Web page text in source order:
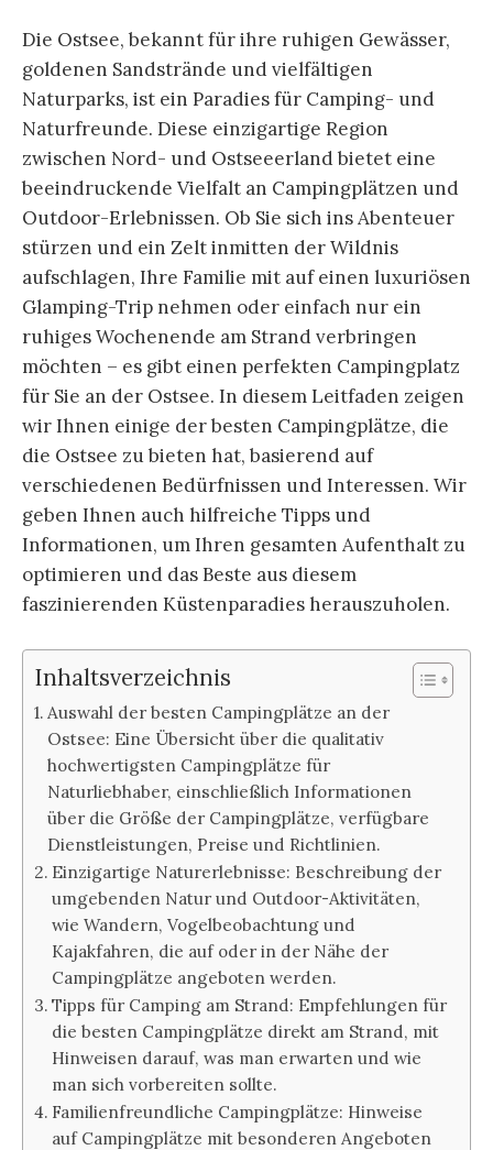
Die Ostsee, bekannt für ihre ruhigen Gewässer,
goldenen Sandstrände und vielfältigen
Naturparks, ist ein Paradies für Camping- und
Naturfreunde. Diese einzigartige Region
zwischen Nord- und Ostseeerland bietet eine
beeindruckende Vielfalt an Campingplätzen und
Outdoor-Erlebnissen. Ob Sie sich ins Abenteuer
stürzen und ein Zelt inmitten der Wildnis
aufschlagen, Ihre Familie mit auf einen luxuriösen
Glamping-Trip nehmen oder einfach nur ein
ruhiges Wochenende am Strand verbringen
möchten – es gibt einen perfekten Campingplatz
für Sie an der Ostsee. In diesem Leitfaden zeigen
wir Ihnen einige der besten Campingplätze, die
die Ostsee zu bieten hat, basierend auf
verschiedenen Bedürfnissen und Interessen. Wir
geben Ihnen auch hilfreiche Tipps und
Informationen, um Ihren gesamten Aufenthalt zu
optimieren und das Beste aus diesem
faszinierenden Küstenparadies herauszuholen.
Inhaltsverzeichnis
Auswahl der besten Campingplätze an der
Ostsee: Eine Übersicht über die qualitativ
hochwertigsten Campingplätze für
Naturliebhaber, einschließlich Informationen
über die Größe der Campingplätze, verfügbare
Dienstleistungen, Preise und Richtlinien.
Einzigartige Naturerlebnisse: Beschreibung der
umgebenden Natur und Outdoor-Aktivitäten,
wie Wandern, Vogelbeobachtung und
Kajakfahren, die auf oder in der Nähe der
Campingplätze angeboten werden.
Tipps für Camping am Strand: Empfehlungen für
die besten Campingplätze direkt am Strand, mit
Hinweisen darauf, was man erwarten und wie
man sich vorbereiten sollte.
Familienfreundliche Campingplätze: Hinweise
auf Campingplätze mit besonderen Angeboten